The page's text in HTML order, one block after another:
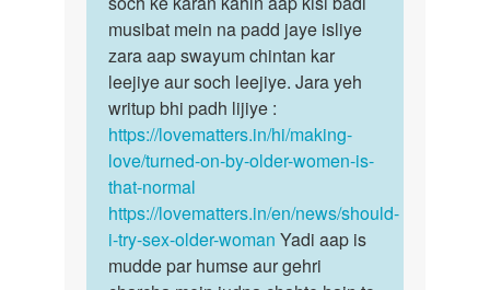
sat
sex
kar…
by
Vicky
badi…
musibat mein na padd jaye isliye
zara aap swayum chintan kar
leejiye aur soch leejiye. Jara yeh
writup bhi padh lijiye :
https://lovematters.in/hi/making-
love/turned-on-by-older-women-is-
that-normal
https://lovematters.in/en/news/should-
i-try-sex-older-woman Yadi aap is
mudde par humse aur gehri